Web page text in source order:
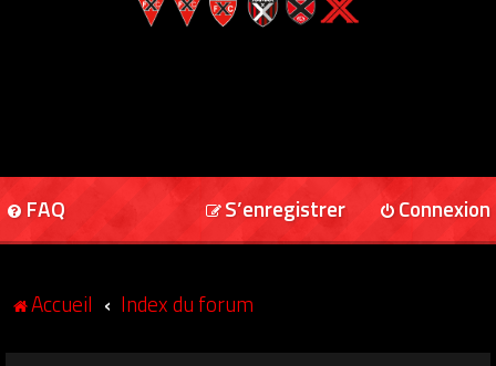
FAQ Connexion
S’enregistrer
Accueil Index du forum